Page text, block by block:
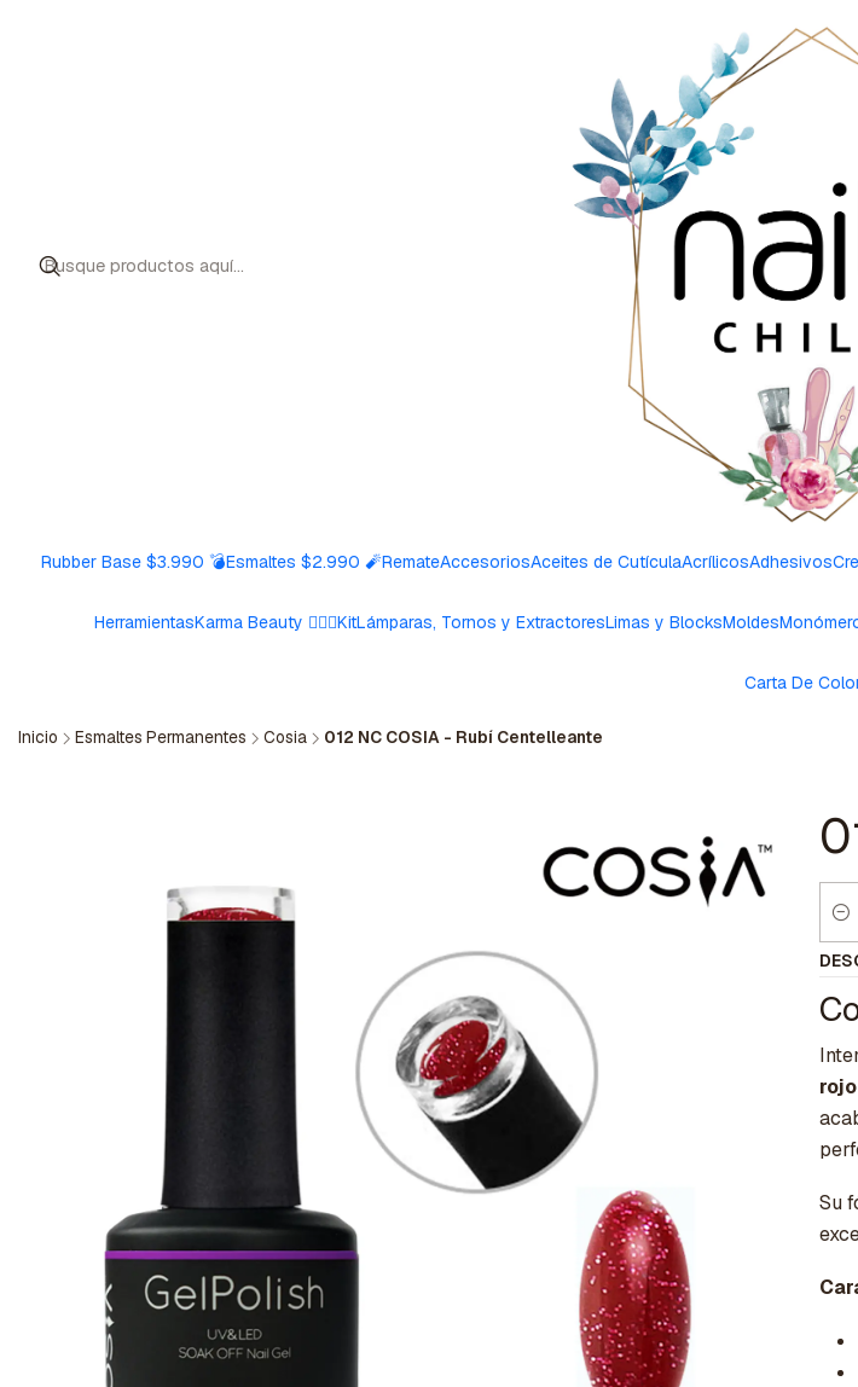
Rubber Base $3.990 💣Esmaltes $2.990 🧨RemateAccesoriosAceites de CutículaAcrílicosAdhesivos
HerramientasKarma Beauty 🧘🏼‍♀️KitLámparas, Tornos y ExtractoresLimas y BlocksMoldes
Carta De
Inicio Esmaltes Permanentes Cosia 012 NC COSIA - Rubí Centelleante
Su